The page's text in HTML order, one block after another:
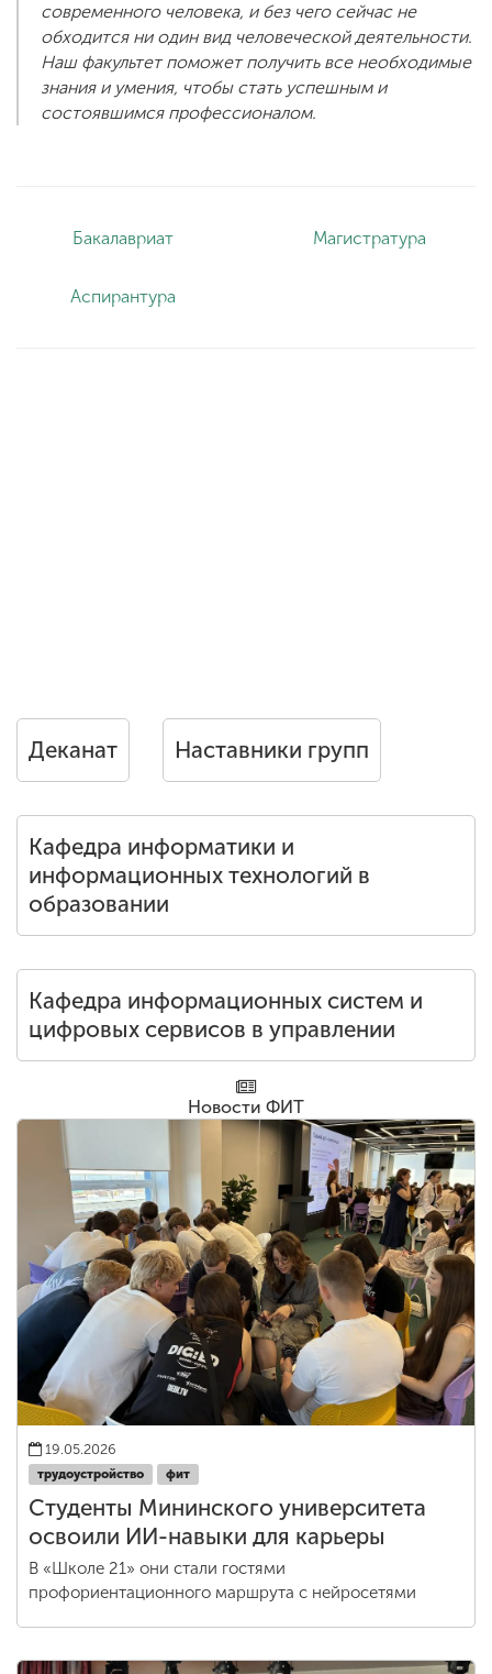
современного человека, и без чего сейчас не
обходится ни один вид человеческой деятельности.
Наш факультет поможет получить все необходимые
знания и умения, чтобы стать успешным и
состоявшимся профессионалом.
Бакалавриат Магистратура
Аспирантура
Деканат Наставники групп
Кафедра информатики и
информационных технологий в
образовании
Кафедра информационных систем и
цифровых сервисов в управлении
Новости ФИТ
19.05.2026
трудоустройство фит
Студенты Мининского университета
освоили ИИ-навыки для карьеры
В «Школе 21» они стали гостями
профориентационного маршрута с нейросетями